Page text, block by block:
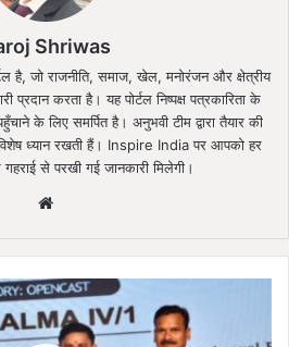
Shriwas
है, जो राजनीति, समाज, खेल, मनोरंजन और क्षेत्रीय
करता है। यह पोर्टल निष्पक्ष पत्रकारिता के
के लिए समर्पित है। अनुभवी टीम द्वारा तैयार की
ध्यान रखती हैं। Inspire India पर आपको हर
से परखी गई जानकारी मिलेगी।